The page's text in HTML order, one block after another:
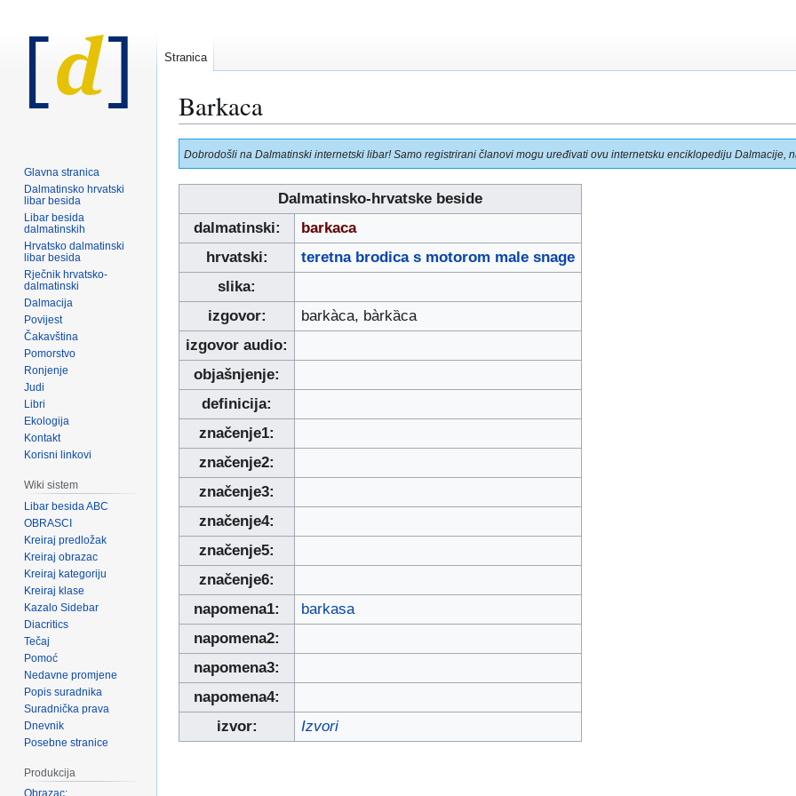
Barkaca
Prijeđi
na
navigaciju
Prijeđi
na
pretraživanje
Dobrodošli na Dalmatinski internetski libar! Samo registrirani članovi mogu uređivati ovu internetsku enciklopediju Dalmacije,
Dalmatinsko-hrvatske beside
dalmatinski:
barkaca
hrvatski:
teretna brodica s motorom male snage
slika:
izgovor:
barkàca, bàrkȁca
izgovor audio:
objašnjenje:
definicija:
značenje1:
značenje2:
značenje3:
značenje4:
značenje5:
značenje6:
napomena1:
barkasa
napomena2:
napomena3:
napomena4:
izvor:
Izvori
Stranica
Glavna stranica
Dalmatinsko hrvatski
libar besida
Libar besida
dalmatinskih
Hrvatsko dalmatinski
libar besida
Rječnik hrvatsko-
dalmatinski
Dalmacija
Povijest
Čakavština
Pomorstvo
Ronjenje
Judi
Libri
Ekologija
Kontakt
Korisni linkovi
Wiki sistem
Libar besida ABC
OBRASCI
Kreiraj predložak
Kreiraj obrazac
Kreiraj kategoriju
Kreiraj klase
Kazalo Sidebar
Diacritics
Tečaj
Pomoć
Nedavne promjene
Popis suradnika
Suradnička prava
Dnevnik
Posebne stranice
Produkcija